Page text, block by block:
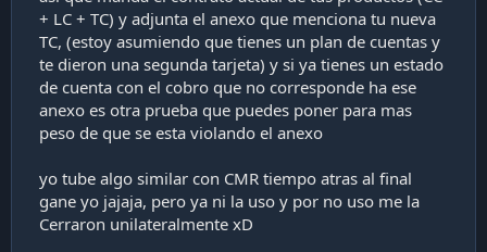
Me llego el mail con los contratos (2) hoy, pero ninguno era
lo que pedi expresamente, el contrato de la apertura de la
TC, solo me enviaron el contrato de la CC.
Revise y el caso aparece cerrado nuevamente. Le respondi
el mail directamente al ejectuvo a ver si reaccionan.
Una lata tener que pedir por requerimiento, documentos
que ellos deberian enviar o tener disponible siempre.
+ LC + TC) y adjunta el anexo que menciona tu nueva
TC, (estoy asumiendo que tienes un plan de cuentas y
te dieron una segunda tarjeta) y si ya tienes un estado
de cuenta con el cobro que no corresponde ha ese
anexo es otra prueba que puedes poner para mas
peso de que se esta violando el anexo
yo tube algo similar con CMR tiempo atras al final
gane yo jajaja, pero ya ni la uso y por no uso me la
Cerraron unilateralmente xD